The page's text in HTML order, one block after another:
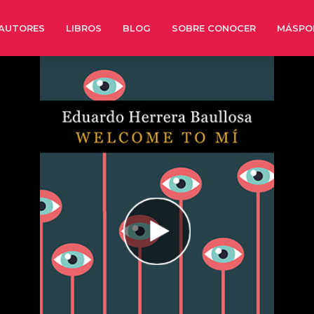
LIBROS BLOG SOBRE CONOCER